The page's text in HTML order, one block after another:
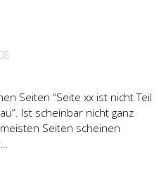
Seiten “Seite xx ist nicht Teil
Ist scheinbar nicht ganz
Seiten scheinen